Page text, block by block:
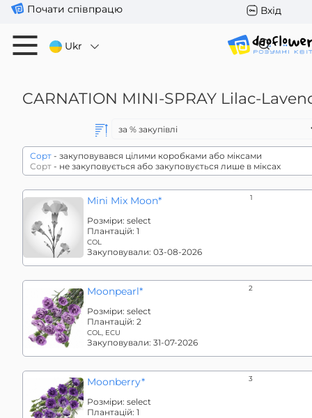
Почати співпрацю Вхід
Ukr
CARNATION MINI-SPRAY Lilac-
Сорт - закуповувався цілими коробками або міксами
Сорт - не закуповується або закуповується лише в міксах
Mini Mix Moon* 1
Розміри: select
Плантацій: 1
COL
Закуповували: 03-08-2026
Moonpearl* 2
Розміри: select
Плантацій: 2
COL, ECU
Закуповували: 31-07-2026
Moonberry* 3
Розміри: select
Плантацій: 1